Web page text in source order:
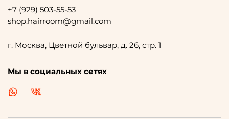
+7 (929) 503-55-53
shop.hairroom@gmail.com
г. Москва, Цветной бульвар, д. 26, стр. 1
Мы в социальных сетях